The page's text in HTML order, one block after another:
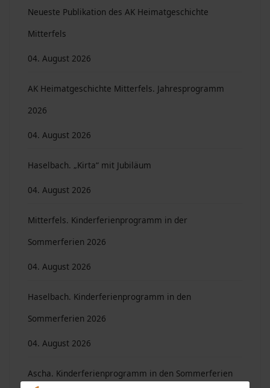
Neueste Publikation des AK Heimatgeschichte
Mitterfels
04. August 2026
AK Heimatgeschichte Mitterfels. Jahresprogramm
2026
04. August 2026
Haselbach. „Kirta“ mit Jubiläum
04. August 2026
Mitterfels. Kinderferienprogramm in der
Sommerferien 2026
04. August 2026
Haselbach. Kinderferienprogramm in den
Sommerferien 2026
04. August 2026
Ascha. Kinderferienprogramm in den Sommerferien